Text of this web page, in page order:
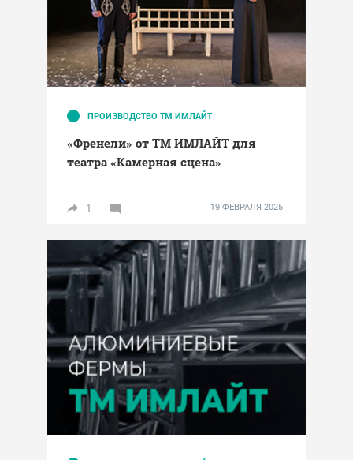
ПРОИЗВОДСТВО ТМ ИМЛАЙТ
«Френели» от ТМ ИМЛАЙТ для
театра «Камерная сцена»
1 19 ФЕВРАЛЯ 2025